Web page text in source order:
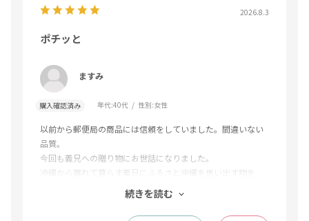
2026.8.3
ポチッと
ますみ
購入確認済み 年代:40代 性別:女性
以前から郵便局の商品には信頼をしていました。間違いない
品質。
今回も義兄への贈り物にお世話になりました。
沖縄から離れて暮らす義兄にふるさと沖縄を思い出す物を
と、マンゴーを選びました。
届いたと連絡があり、とても喜んでいました。
続きを読む